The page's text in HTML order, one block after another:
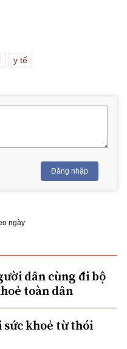
y tế
Đăng nhập
ngày
dân cùng đi bộ
toàn dân
sức khoẻ từ thói